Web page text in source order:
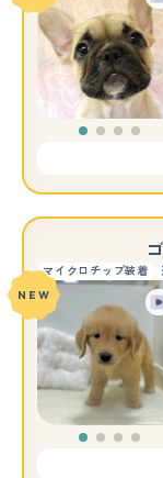
マイクロチップ装着
NEW